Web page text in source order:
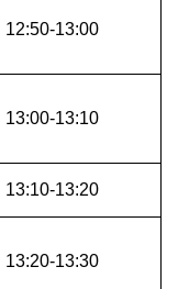
12:50-13:00
13:00-13:10
13:10-13:20
13:20-13:30